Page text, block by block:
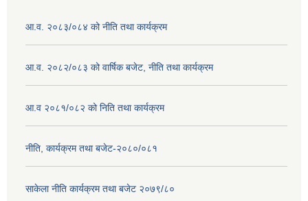
आ.व. २०८३/०८४ को नीति तथा कार्यक्रम
आ.व. २०८२/०८३ को वार्षिक बजेट, नीति तथा कार्यक्रम
आ.व २०८१/०८२ को निति तथा कार्यक्रम
नीति, कार्यक्रम तथा बजेट-२०८०/०८१
साकेला नीति कार्यक्रम तथा बजेट २०७९/८०